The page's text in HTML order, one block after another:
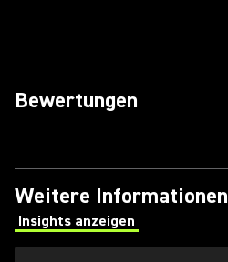
Bewertungen
Weitere Informationen
Insights anzeigen
(Opens in a new tab)